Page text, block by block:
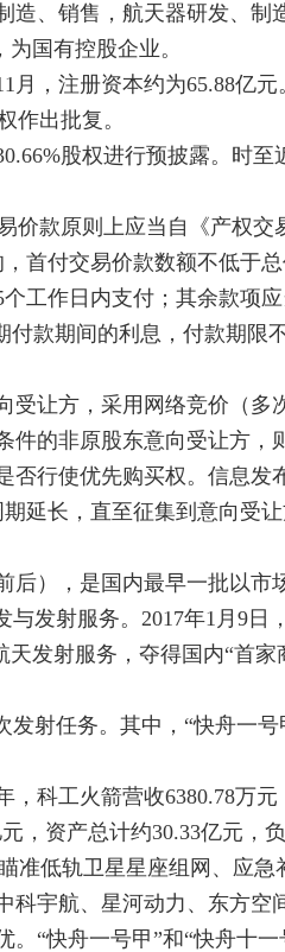
造、销售，航天器研发、制
国有控股企业。
，注册资本约为65.88亿元
作出批复。
股权进行预披露。时至
价款原则上应当自《产权交
首付交易价款数额不低于
工作日内支付；其余款项
款期间的利息，付款期限
受让方，采用网络竞价（多
件的非原股东意向受让方，
否行使优先购买权。信息发
延长，直至征集到意向受让
后），是国内最早一批以市
发射服务。2017年1月9日
发射服务，夺得国内“首家
发射任务。其中，“快舟一号
科工火箭营收6380.78万元
，资产总计约30.33亿元，
准低轨卫星星座组网、应急
科宇航、星河动力、东方空
“快舟一号甲”和“快舟十一